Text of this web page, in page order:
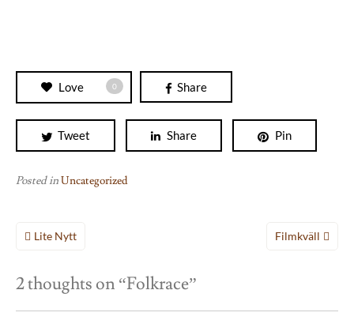
Love 0 Share
Tweet Share Pin
Posted inUncategorized
Inläggsnavigering
Lite Nytt Filmkväll
2 thoughts on “Folkrace”